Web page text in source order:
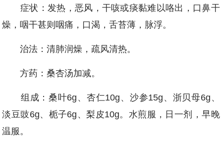
症状：发热，恶风，干咳或痰黏难以咯出，口鼻干
燥，咽干甚则咽痛，口渴，舌苔薄，脉浮。
治法：清肺润燥，疏风清热。
方药：桑杏汤加减。
组成：桑叶6g、杏仁10g、沙参15g、浙贝母6g、
淡豆豉6g、栀子6g、梨皮10g。水煎服，日一剂，早晚
温服。